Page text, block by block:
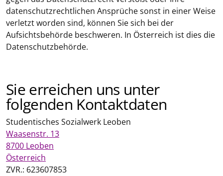
datenschutzrechtlichen Ansprüche sonst in einer Weise
verletzt worden sind, können Sie sich bei der
Aufsichtsbehörde beschweren. In Österreich ist dies die
Datenschutzbehörde.
Sie erreichen uns unter
folgenden Kontaktdaten
Studentisches Sozialwerk Leoben
Waasenstr. 13
8700 Leoben
Österreich
ZVR.: 623607853